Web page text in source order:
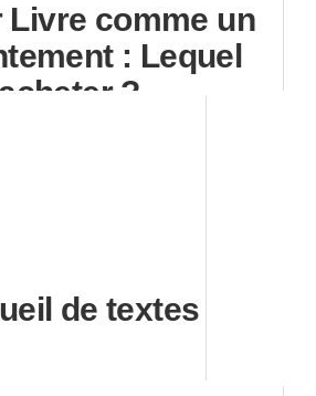
Livre comme un
: Lequel
acheter ?
de textes